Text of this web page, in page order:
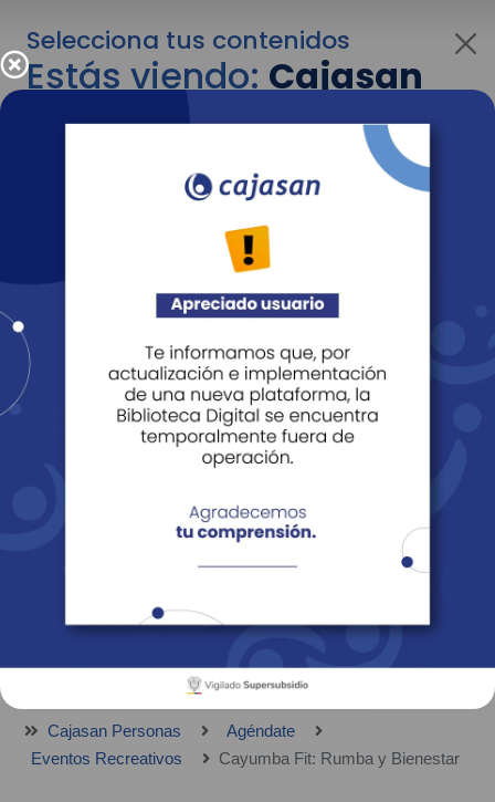
Selecciona tus contenidos
Estás viendo:Cajasan
para personas
Para cambiar al contenido de tu interés más
adelante recuerda utilizar el menú
Revista Fácil Vivir
Sedes Directorio Servicios En Línea
Cajasan Personas
Agéndate
Eventos Recreativos
Cayumba Fit: Rumba y Bienestar